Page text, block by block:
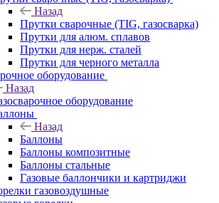
Назад
Прутки сварочные (TIG, газосварка)
Прутки для алюм. сплавов
Прутки для нерж. сталей
Прутки для черного металла
оборудование
Назад
оборудование
Назад
Баллоны
Баллоны композитные
Баллоны стальные
Газовые баллончики и картриджи
газовоздушные